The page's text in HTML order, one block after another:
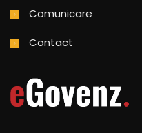
Comunicare
Contact